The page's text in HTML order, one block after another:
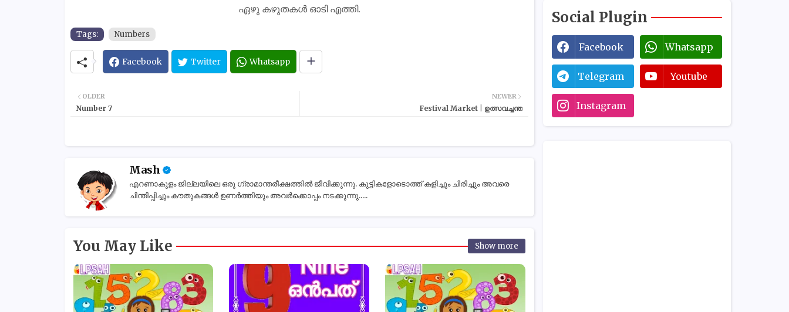
ഏഴു കഴുതകൾ ഓടി എത്തി.
Tags: Numbers
Facebook Twitter Whatsapp
NEWER
Festival Market | ഉത്സവച്ചന്ത
OLDER
Number 7
Mash
എറണാകുളം ജില്ലയിലെ ഒരു ഗ്രാമാന്തരീക്ഷത്തിൽ ജീവിക്കുന്നു. കുട്ടികളോടൊത്ത് കളിച്ചും ചിരിച്ചും അവരെ
ചിന്തിപ്പിച്ചും കൗതുകങ്ങൾ ഉണർത്തിയും അവർക്കൊപ്പം നടക്കുന്നു.....
You May Like Show more
Social Plugin
Facebook Whatsapp
Telegram Youtube
Instagram